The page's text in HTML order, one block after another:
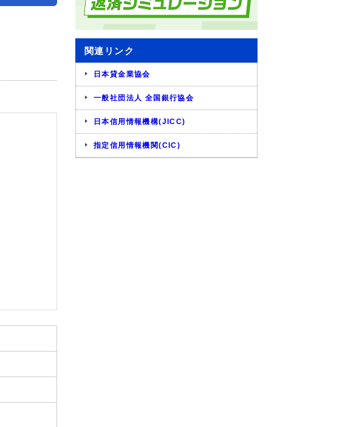
関連リンク
日本貸金業協会
一般社団法人 全国銀行協会
日本信用情報機構(JICC)
指定信用情報機関(CIC)